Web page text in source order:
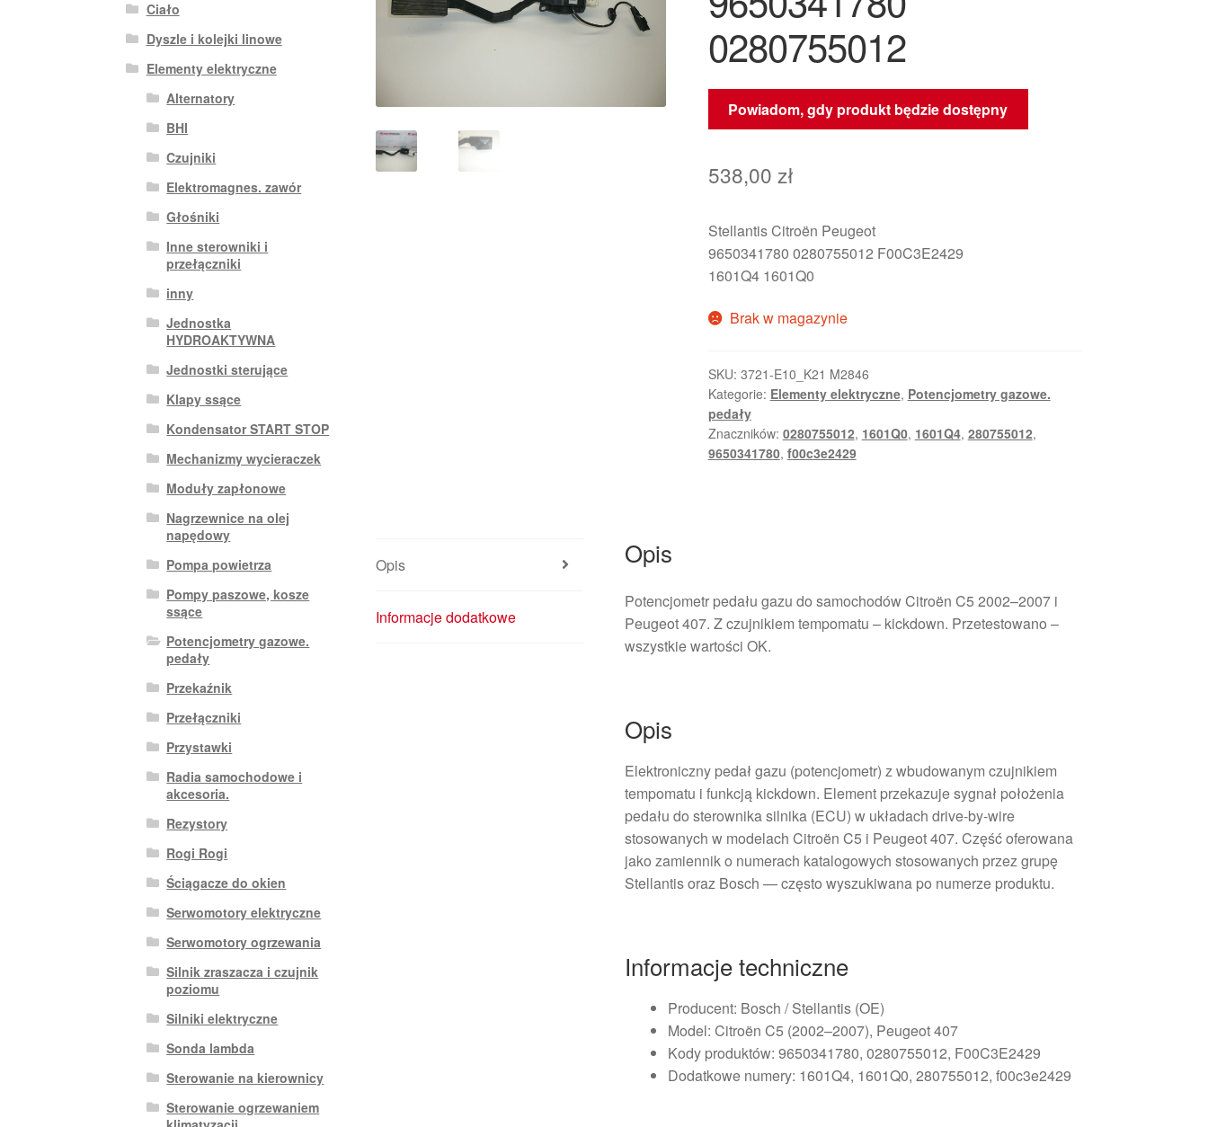
0280755012
Powiadom, gdy produkt będzie dostępny
538,00 zł
Stellantis Citroën Peugeot
9650341780 0280755012 F00C3E2429
1601Q4 1601Q0
Brak w magazynie
SKU: 3721-E10_K21 M2846
Kategorie: Elementy elektryczne, Potencjometry gazowe.
pedały
Znaczników: 0280755012, 1601Q0, 1601Q4, 280755012,
9650341780, f00c3e2429
Opis
Informacje dodatkowe
Opis
Potencjometr pedału gazu do samochodów Citroën C5 2002–2007 i
Peugeot 407. Z czujnikiem tempomatu – kickdown. Przetestowano –
wszystkie wartości OK.
Opis
Elektroniczny pedał gazu (potencjometr) z wbudowanym czujnikiem
tempomatu i funkcją kickdown. Element przekazuje sygnał położenia
pedału do sterownika silnika (ECU) w układach drive-by-wire
stosowanych w modelach Citroën C5 i Peugeot 407. Część oferowana
jako zamiennik o numerach katalogowych stosowanych przez grupę
Stellantis oraz Bosch — często wyszukiwana po numerze produktu.
Informacje techniczne
Producent: Bosch / Stellantis (OE)
Model: Citroën C5 (2002–2007), Peugeot 407
Kody produktów: 9650341780, 0280755012, F00C3E2429
Dodatkowe numery: 1601Q4, 1601Q0, 280755012, f00c3e2429
Ciało
Dyszle i kolejki linowe
Elementy elektryczne
Alternatory
BHI
Czujniki
Elektromagnes. zawór
Głośniki
Inne sterowniki i
przełączniki
inny
Jednostka
HYDROAKTYWNA
Jednostki sterujące
Klapy ssące
Kondensator START STOP
Mechanizmy wycieraczek
Moduły zapłonowe
Nagrzewnice na olej
napędowy
Pompa powietrza
Pompy paszowe, kosze
ssące
Potencjometry gazowe.
pedały
Przekaźnik
Przełączniki
Przystawki
Radia samochodowe i
akcesoria.
Rezystory
Rogi Rogi
Ściągacze do okien
Serwomotory elektryczne
Serwomotory ogrzewania
Silnik zraszacza i czujnik
poziomu
Silniki elektryczne
Sonda lambda
Sterowanie na kierownicy
Sterowanie ogrzewaniem